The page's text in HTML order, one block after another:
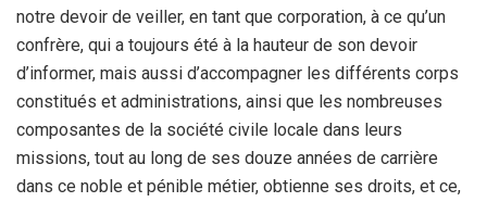
notre devoir de veiller, en tant que corporation, à ce qu’un
confrère, qui a toujours été à la hauteur de son devoir
d’informer, mais aussi d’accompagner les différents corps
constitués et administrations, ainsi que les nombreuses
composantes de la société civile locale dans leurs
missions, tout au long de ses douze années de carrière
dans ce noble et pénible métier, obtienne ses droits, et ce,